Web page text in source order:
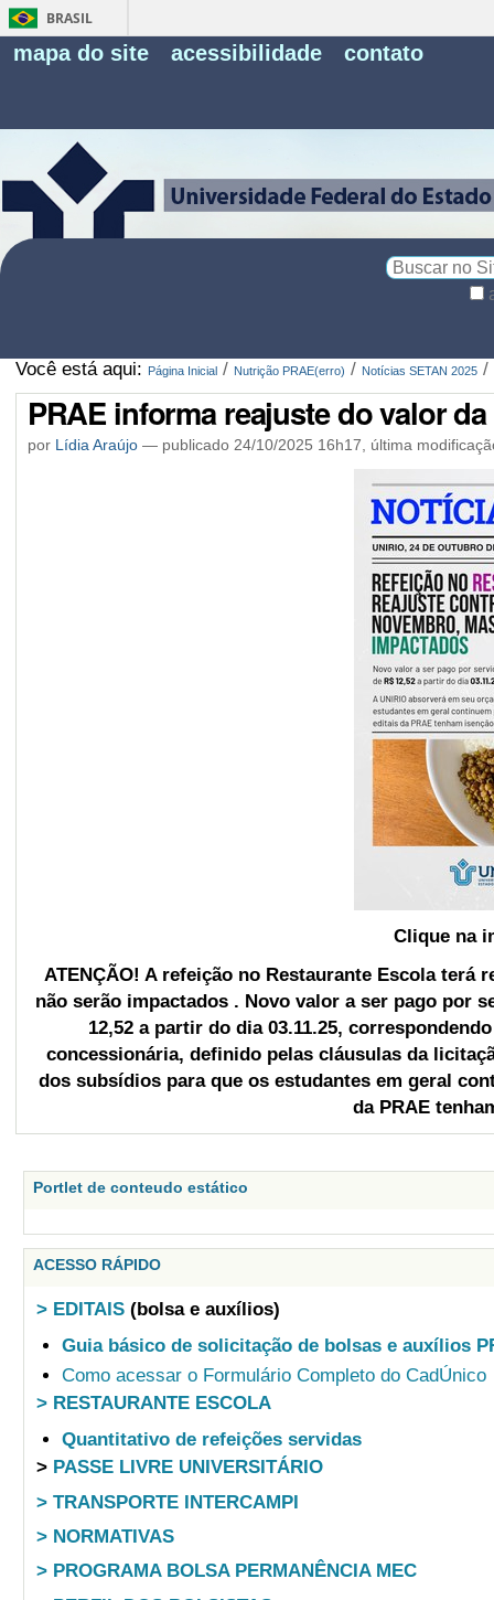
BRASIL
mapa do site acessibilidade contato
Você está aqui: Página Inicial / Nutrição PRAE(erro) / Notícias SETAN 2025 /
PRAE informa reajuste do valor
por Lídia Araújo— publicado24/10/2025 16h17, última
Clique na
ATENÇÃO! A refeição no Restaurante Escola terá
não serão impactados . Novo valor a ser pago por
12,52 a partir do dia 03.11.25,
concessionária, definido pelas cláusulas da
dos subsídios para que os estudantes em geral
da PRAE
Portlet de conteudo estático
ACESSO RÁPIDO
> EDITAIS (bolsa e auxílios)
Guia básico de solicitação de bolsas e auxílios
Como acessar o Formulário Completo do CadÚnico
> RESTAURANTE ESCOLA
Quantitativo de refeições servidas
> PASSE LIVRE UNIVERSITÁRIO
> TRANSPORTE INTERCAMPI
> NORMATIVAS
> PROGRAMA BOLSA PERMANÊNCIA MEC